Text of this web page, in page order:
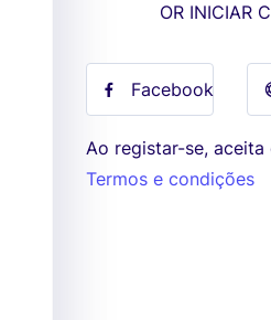
OR INICIAR
Facebook
Ao registar-se, aceita
Termos e condições